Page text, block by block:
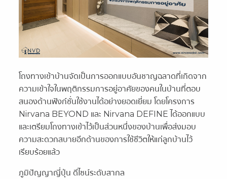
โถงทางเข้าบ้านจัดเป็นการออกแบบอันชาญฉลาดที่เกิดจาก
ความเข้าใจในพฤติกรรมการอยู่อาศัยของคนในบ้านที่ตอบ
สนองด้านฟังก์ชั่นใช้งานได้อย่างยอดเยี่ยม โดยโครงการ
Nirvana BEYOND และ Nirvana DEFINE ได้ออกแบบ
และเตรียมโถงทางเข้าไว้เป็นส่วนหนึ่งของบ้านเพื่อส่งมอบ
ความสะดวกสบายอีกด้านของการใช้ชีวิตให้แก่ลูกบ้านไว้
เรียบร้อยแล้ว
ภูมิปัญญาญี่ปุ่น ดีไซน์ระดับสากล